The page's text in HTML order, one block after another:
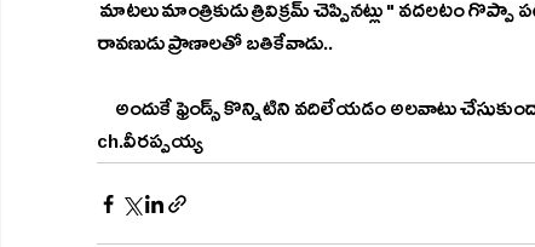
రావణుడు ప్రాణాలతో బతికేవాడు..
అందుకే ఫ్రెండ్స్ కొన్నిటిని వదిలేయడం అలవాటు
ch.వీరప్పయ్య